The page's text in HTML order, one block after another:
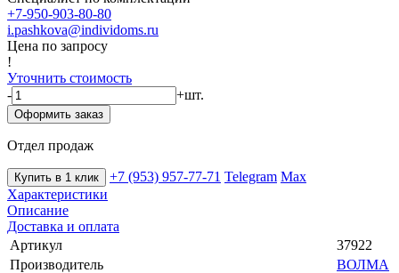
+7-950-903-80-80
i.pashkova@individoms.ru
Цена по запросу
!
Уточнить стоимость
-
+шт.
Оформить заказ
Отдел продаж
Купить в 1 клик +7 (953) 957-77-71 Telegram Max
Характеристики
Описание
Доставка и оплата
Артикул
37922
Производитель
ВОЛМА